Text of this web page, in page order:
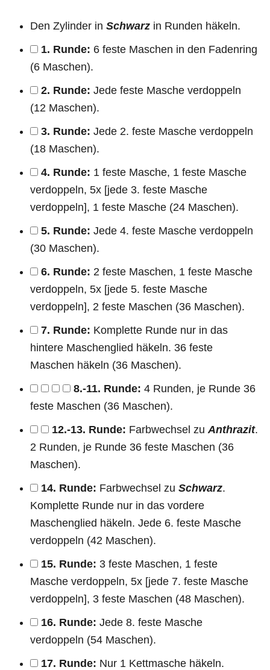
Den Zylinder in Schwarz in Runden häkeln.
1. Runde: 6 feste Maschen in den Fadenring
(6 Maschen).
2. Runde: Jede feste Masche verdoppeln
(12 Maschen).
3. Runde: Jede 2. feste Masche verdoppeln
(18 Maschen).
4. Runde: 1 feste Masche, 1 feste Masche
verdoppeln, 5x [jede 3. feste Masche
verdoppeln], 1 feste Masche (24 Maschen).
5. Runde: Jede 4. feste Masche verdoppeln
(30 Maschen).
6. Runde: 2 feste Maschen, 1 feste Masche
verdoppeln, 5x [jede 5. feste Masche
verdoppeln], 2 feste Maschen (36 Maschen).
7. Runde: Komplette Runde nur in das
hintere Maschenglied häkeln. 36 feste
Maschen häkeln (36 Maschen).
8.-11. Runde: 4 Runden, je Runde 36
feste Maschen (36 Maschen).
12.-13. Runde: Farbwechsel zu Anthrazit.
2 Runden, je Runde 36 feste Maschen (36
Maschen).
14. Runde: Farbwechsel zu Schwarz.
Komplette Runde nur in das vordere
Maschenglied häkeln. Jede 6. feste Masche
verdoppeln (42 Maschen).
15. Runde: 3 feste Maschen, 1 feste
Masche verdoppeln, 5x [jede 7. feste Masche
verdoppeln], 3 feste Maschen (48 Maschen).
16. Runde: Jede 8. feste Masche
verdoppeln (54 Maschen).
17. Runde: Nur 1 Kettmasche häkeln.